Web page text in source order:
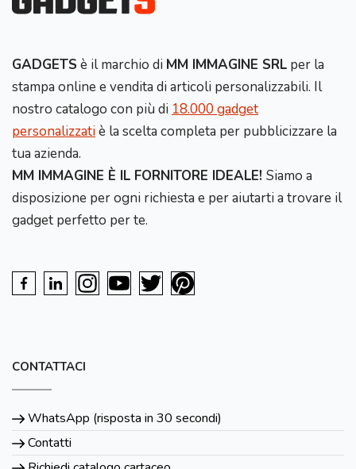
GADGETS è il marchio di MM IMMAGINE SRL per la
stampa online e vendita di articoli personalizzabili. Il
nostro catalogo con più di 18.000 gadget
personalizzatiè la scelta completa per pubblicizzare la
tua azienda.
MM IMMAGINE È IL FORNITORE IDEALE! Siamo a
disposizione per ogni richiesta e per aiutarti a trovare il
gadget perfetto per te.
CONTATTACI
WhatsApp (risposta in 30 secondi)
Contatti